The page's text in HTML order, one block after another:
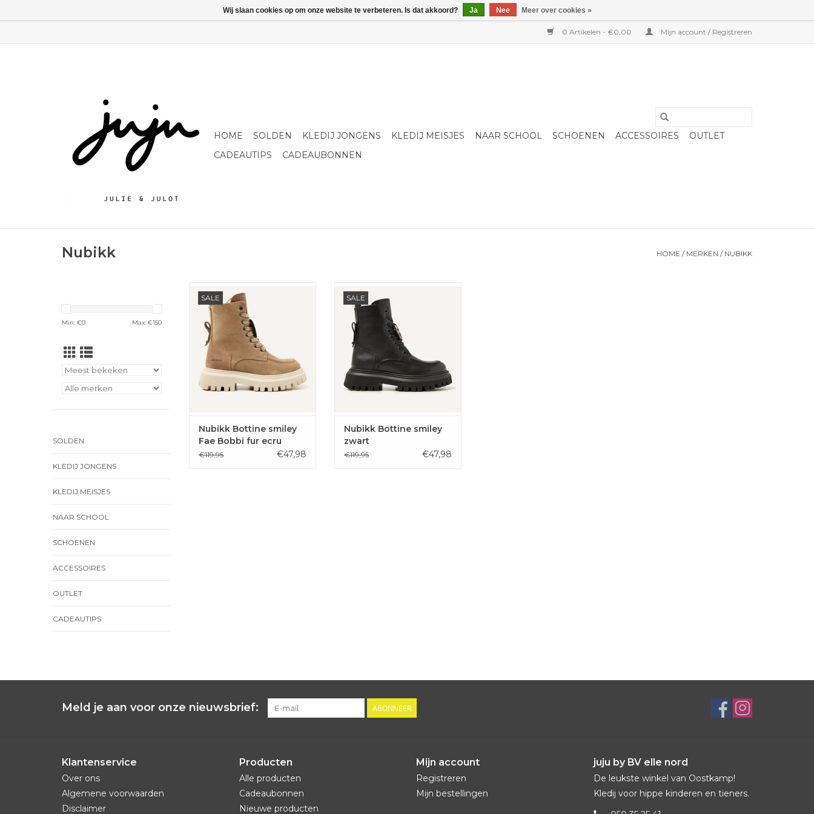
0 Artikelen - €0,00 Mijn account / Registreren
HOME SOLDEN KLEDIJ JONGENS KLEDIJ MEISJES NAAR SCHOOL SCHOENEN ACCESSOIRES
OUTLET
CADEAUTIPS
CADEAUBONNEN
Nubikk HOME / MERKEN / NUBIKK
Min: €0 Max: €150
SOLDEN
KLEDIJ JONGENS
KLEDIJ MEISJES
NAAR SCHOOL
SCHOENEN
ACCESSOIRES
OUTLET
CADEAUTIPS
SALE
Nubikk zijn handgemaakte
suède laarzen met een warme
fur binnenkant.
TOEVOEGEN AAN
WINKELWAGEN
Nubikk Bottine smiley
Fae Bobbi fur ecru
€119,95 €47,98
SALE
Nubikk zijn handgemaakte
lederen laarzen met een smiley
patch aan de veters.
TOEVOEGEN AAN
WINKELWAGEN
Nubikk Bottine smiley
zwart
€119,95 €47,98
Meld je aan voor onze nieuwsbrief: ABONNEER
Klantenservice
Over ons
Algemene voorwaarden
Disclaimer
Producten
Alle producten
Cadeaubonnen
Nieuwe producten
Mijn account
Registreren
Mijn bestellingen
juju by BV elle nord
De leukste winkel van Oostkamp!
Kledij voor hippe kinderen en tieners.
Wij slaan cookies op om onze website te verbeteren. Is dat akkoord? Ja Nee Meer over cookies »